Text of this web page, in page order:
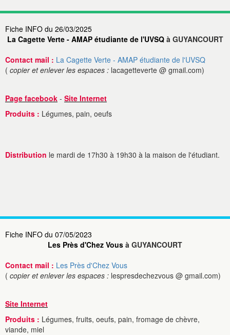
Fiche INFO du 26/03/2025
La Cagette Verte - AMAP étudiante de l'UVSQà GUYANCOURT
Contact mail : La Cagette Verte - AMAP étudiante de l'UVSQ
( copier et enlever les espaces : lacagetteverte @ gmail.com)
Page facebook - Site Internet
Produits : Légumes, pain, oeufs
Distribution le mardi de 17h30 à 19h30 à la maison de l'étudiant.
Fiche INFO du 07/05/2023
Les Près d'Chez Vous à GUYANCOURT
Contact mail : Les Près d'Chez Vous
( copier et enlever les espaces : lespresdechezvous @ gmail.com)
Site Internet
Produits : Légumes, fruits, oeufs, pain, fromage de chèvre,
viande, miel